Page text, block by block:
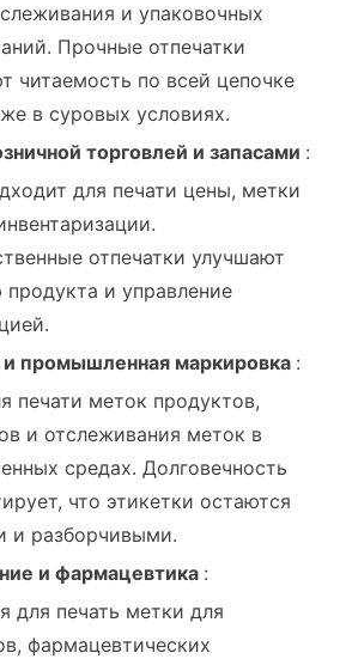
и упаковочных
Прочные отпечатки
читаемость по всей цепочке
в суровых условиях.
торговлей и запасами :
для печати цены, метки
отпечатки улучшают
продукта и управление
и промышленная маркировка :
печати меток продуктов,
и отслеживания меток в
средах. Долговечность
что этикетки остаются
и разборчивыми.
и фармацевтика :
для печать метки для
фармацевтических